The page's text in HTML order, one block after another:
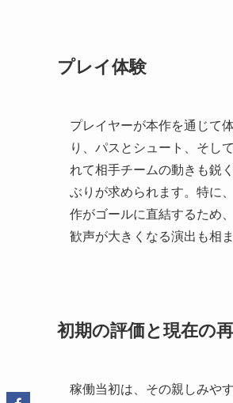
プレイ体験
プレイヤーが本作を通じて
り、パスとシュート、そし
れて相手チームの動きも鋭
ぶりが求められます。特に
作がゴールに直結するため
歓声が大きくなる演出も相
初期の評価と現在の
稼働当初は、その親しみや